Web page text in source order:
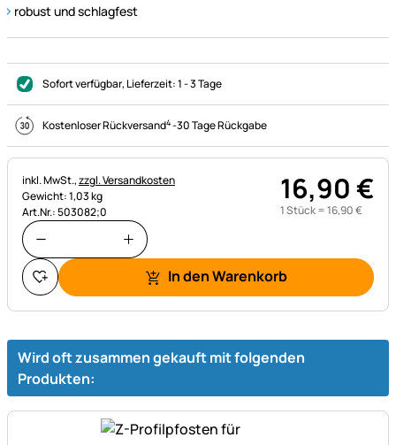
robust und schlagfest
Sofort verfügbar, Lieferzeit:1 - 3 Tage
Kostenloser Rückversand4-30 Tage Rückgabe
Steuerhinweis:
inkl. MwSt.,zzgl. Versandkosten
Gewicht: 1,03 kg
Art.Nr.: 503082;0
16,90€
1 Stück =16,90€
In den Warenkorb
Wird oft zusammen gekauft mit folgenden
Produkten: